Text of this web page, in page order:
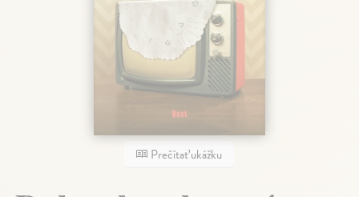
Prečítať ukážku